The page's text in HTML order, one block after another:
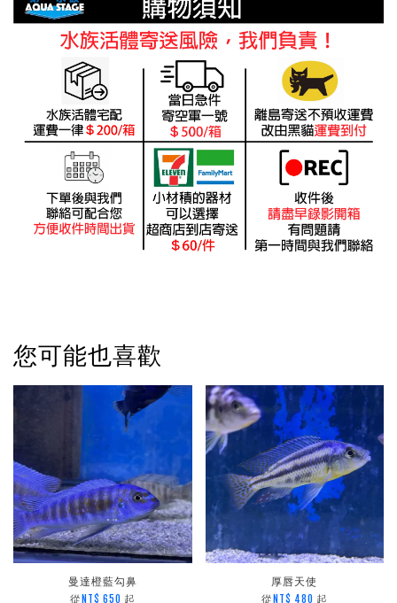
您可能也喜歡
曼達橙藍勾鼻
從 NT$ 650 起
厚唇天使
從 NT$ 480 起